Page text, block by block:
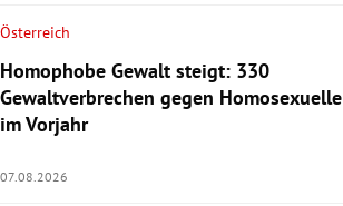
Österreich
Homophobe Gewalt steigt: 330
Gewaltverbrechen gegen Homosexuelle
im Vorjahr
07.08.2026